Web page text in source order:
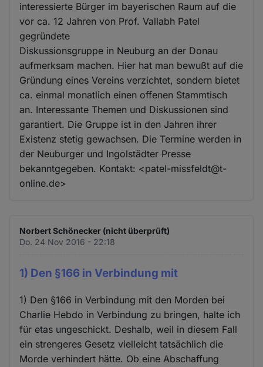
interessierte Bürger im bayerischen Raum auf die
vor ca. 12 Jahren von Prof. Vallabh Patel
gegründete
Diskussionsgruppe in Neuburg an der Donau
aufmerksam machen. Hier hat man bewußt auf die
Gründung eines Vereins verzichtet, sondern bietet
ca. einmal monatlich einen offenen Stammtisch
an. Interessante Themen und Diskussionen sind
garantiert. Die Gruppe ist in den Jahren ihrer
Existenz stetig gewachsen. Die Termine werden in
der Neuburger und Ingolstädter Presse
bekanntgegeben. Kontakt: <patel-missfeldt@t-
online.de>
Norbert Schönecker (nicht überprüft)
Do. 24 Nov 2016 - 22:18
1) Den §166 in Verbindung mit
1) Den §166 in Verbindung mit den Morden bei
Charlie Hebdo in Verbindung zu bringen, halte ich
für etas ungeschickt. Deshalb, weil in diesem Fall
ein strengeres Gesetz vielleicht tatsächlich die
Morde verhindert hätte. Ob eine Abschaffung